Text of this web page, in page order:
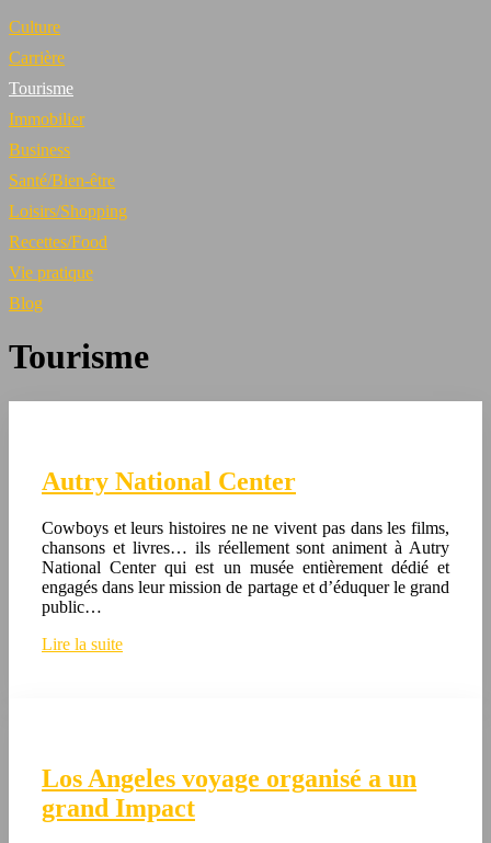
Culture
Carrière
Tourisme
Immobilier
Business
Santé/Bien-être
Loisirs/Shopping
Recettes/Food
Vie pratique
Blog
Tourisme
Autry National Center
Cowboys et leurs histoires ne ne vivent pas dans les films,
chansons et livres… ils réellement sont animent à Autry
National Center qui est un musée entièrement dédié et
engagés dans leur mission de partage et d’éduquer le grand
public…
Lire la suite
Los Angeles voyage organisé a un
grand Impact